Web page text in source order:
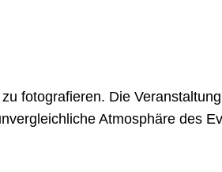
fotografieren. Die
Atmosphäre des